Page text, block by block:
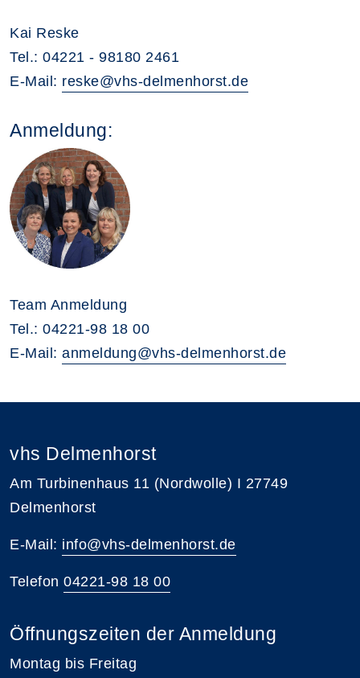
Kai Reske
Tel.: 04221 - 98180 2461
E-Mail: reske@vhs-delmenhorst.de
Anmeldung:
Team Anmeldung
Tel.: 04221-98 18 00
E-Mail: anmeldung@vhs-delmenhorst.de
vhs Delmenhorst
Am Turbinenhaus 11 (Nordwolle) I 27749
Delmenhorst
E-Mail: info@vhs-delmenhorst.de
Telefon 04221-98 18 00
Öffnungszeiten der Anmeldung
Montag bis Freitag